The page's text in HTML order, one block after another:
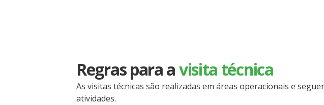
Regras para avisita técnica
As visitas técnicas são realizadas em áreas operacionais e
atividades.